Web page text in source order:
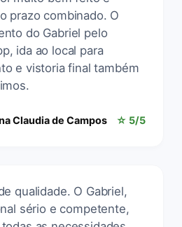
prazo combinado. O
do Gabriel pelo
ida ao local para
e vistoria final também
Claudia de Campos ☆ 5/5
qualidade. O Gabriel,
sério e competente,